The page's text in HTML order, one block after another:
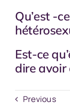
Qu’est -
Est-ce
dire avoir
Previous